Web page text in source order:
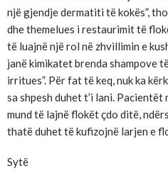
një gjendje dermatiti të kokës”,
dhe themelues i restaurimit të
të luajnë një rol në zhvillimin e
janë kimikatet brenda shampove
irritues”. Për fat të keq, nuk ka
sa shpesh duhet t’i lani.
mund të lajnë flokët çdo ditë,
thatë duhet të kufizojnë larjen e
Sytë